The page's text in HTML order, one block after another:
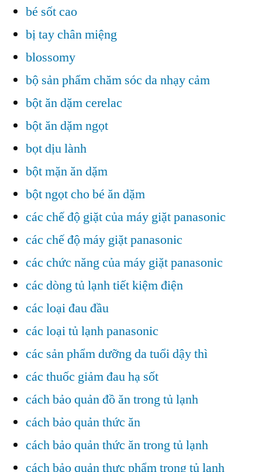
bé sốt cao
bị tay chân miệng
blossomy
bộ sản phẩm chăm sóc da nhạy cảm
bột ăn dặm cerelac
bột ăn dặm ngọt
bọt dịu lành
bột mặn ăn dặm
bột ngọt cho bé ăn dặm
các chế độ giặt của máy giặt panasonic
các chế độ máy giặt panasonic
các chức năng của máy giặt panasonic
các dòng tủ lạnh tiết kiệm điện
các loại đau đầu
các loại tủ lạnh panasonic
các sản phẩm dưỡng da tuổi dậy thì
các thuốc giảm đau hạ sốt
cách bảo quản đồ ăn trong tủ lạnh
cách bảo quản thức ăn
cách bảo quản thức ăn trong tủ lạnh
cách bảo quản thực phẩm trong tủ lạnh